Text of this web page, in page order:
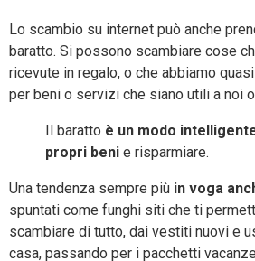
Lo scambio su internet può anche
baratto. Si possono scambiare cose
ricevute in regalo, o che abbiamo
per beni o servizi che siano utili a noi
Il baratto è un modo
propri beni e risparmiare.
Una tendenza sempre più in voga
spuntati come funghi siti che ti
scambiare di tutto, dai vestiti nuovi e
casa, passando per i pacchetti